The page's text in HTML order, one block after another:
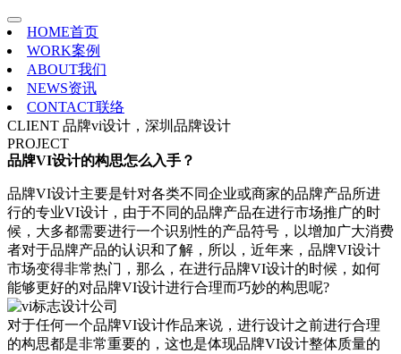
HOME首页
WORK案例
ABOUT我们
NEWS资讯
CONTACT联络
CLIENT 品牌vi设计，深圳品牌设计
PROJECT
品牌VI设计的构思怎么入手？
品牌VI设计主要是针对各类不同企业或商家的品牌产品所进
行的专业VI设计，由于不同的品牌产品在进行市场推广的时
候，大多都需要进行一个识别性的产品符号，以增加广大消费
者对于品牌产品的认识和了解，所以，近年来，品牌VI设计
市场变得非常热门，那么，在进行品牌VI设计的时候，如何
能够更好的对品牌VI设计进行合理而巧妙的构思呢?
对于任何一个品牌VI设计作品来说，进行设计之前进行合理
的构思都是非常重要的，这也是体现品牌VI设计整体质量的